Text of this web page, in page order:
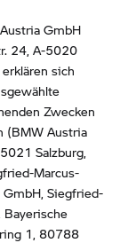
GmbH
24, A-5020
sich
Zwecken
(BMW Austria
Salzburg,
Marcus-
Siegfried-
Bayerische
1, 80788